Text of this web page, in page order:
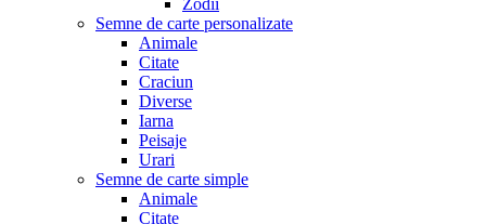
Zodii
Semne de carte personalizate
Animale
Citate
Craciun
Diverse
Iarna
Peisaje
Urari
Semne de carte simple
Animale
Citate